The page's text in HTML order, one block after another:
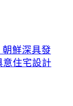
鮮深具發
意住宅設計